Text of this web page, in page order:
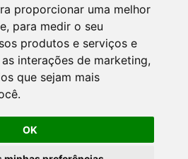
proporcionar uma melhor
, para medir o seu
produtos e serviços e
interações de marketing,
que sejam mais
.
OK